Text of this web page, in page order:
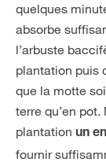
quelques
absorbe
l’arbuste
plantation puis
que la motte
terre qu’en
plantation un
fournir